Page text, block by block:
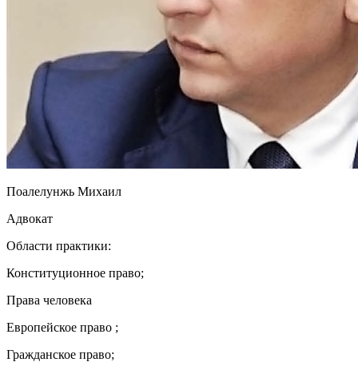
Поалелунжь Михаил
Адвокат
Области практики:
Конституционное право;
Права человека
Европейское право ;
Гражданское право;